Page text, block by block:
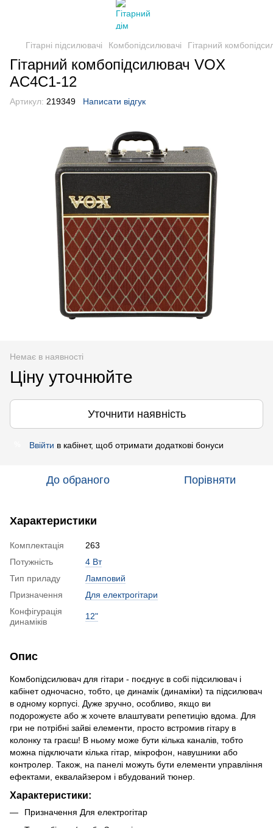
Гітарні підсилювачі Комбопідсилювачі Гітарний
Гітарний комбопідсилювач VOX
AC4C1-12
Артикул: 219349 Написати відгук
Немає в наявності
Ціну уточнюйте
Уточнити наявність
Ввійти в кабінет, щоб отримати додаткові бонуси
До обраного Порівняти
Характеристики
Комплектація
263
Потужність
4 Вт
Тип приладу
Ламповий
Призначення
Для електрогітари
Конфігурація
динаміків
12"
Опис
Комбопідсилювач для гітари - поєднує в собі підсилювач і
кабінет одночасно, тобто, це динамік (динаміки) та підсилювач
в одному корпусі. Дуже зручно, особливо, якщо ви
подорожуєте або ж хочете влаштувати репетицію вдома. Для
гри не потрібні зайві елементи, просто встромив гітару в
колонку та граєш! В ньому може бути кілька каналів, тобто
можна підключати кілька гітар, мікрофон, навушники або
контролер. Також, на панелі можуть бути елементи управління
ефектами, еквалайзером і вбудований тюнер.
Характеристики:
Призначення Для електрогітар